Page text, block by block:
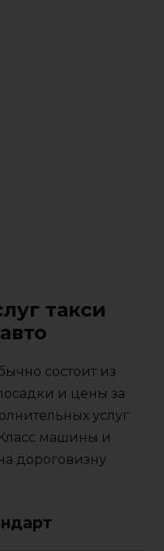
такси
состоит из
и цены за
услуг
машины и
дороговизну